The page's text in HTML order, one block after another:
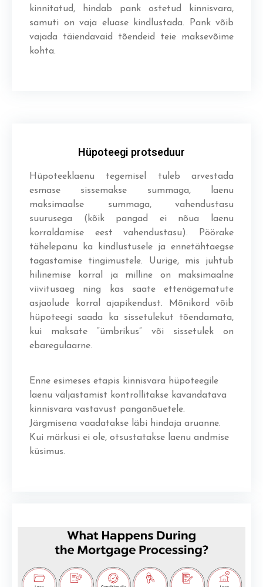
kinnitatud, hindab pank ostetud kinnisvara,
samuti on vaja eluase kindlustada. Pank võib
vajada täiendavaid tõendeid teie maksevõime
kohta.
Hüpoteegi protseduur
Hüpoteeklaenu tegemisel tuleb arvestada
esmase sissemakse summaga, laenu
maksimaalse summaga, vahendustasu
suurusega (kõik pangad ei nõua laenu
korraldamise eest vahendustasu). Pöörake
tähelepanu ka kindlustusele ja ennetähtaegse
tagastamise tingimustele. Uurige, mis juhtub
hilinemise korral ja milline on maksimaalne
viivitusaeg ning kas saate ettenägematute
asjaolude korral ajapikendust. Mõnikord võib
hüpoteegi saada ka sissetulekut tõendamata,
kui maksate “ümbrikus” või sissetulek on
ebaregulaarne.
Enne esimeses etapis kinnisvara hüpoteegile
laenu väljastamist kontrollitakse kavandatava
kinnisvara vastavust panganõuetele.
Järgmisena vaadatakse läbi hindaja aruanne.
Kui märkusi ei ole, otsustatakse laenu andmise
küsimus.